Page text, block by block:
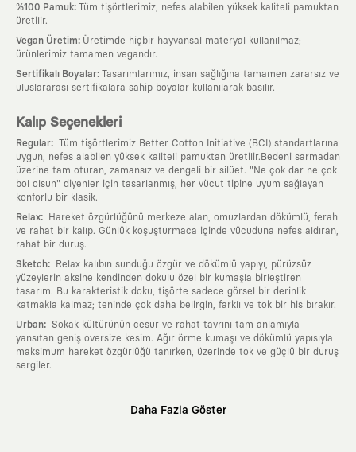
%100 Pamuk: Tüm tişörtlerimiz, nefes alabilen yüksek kaliteli pamuktan
üretilir.
Vegan Üretim: Üretimde hiçbir hayvansal materyal kullanılmaz;
ürünlerimiz tamamen vegandır.
Sertifikalı Boyalar: Tasarımlarımız, insan sağlığına tamamen zararsız ve
uluslararası sertifikalara sahip boyalar kullanılarak basılır.
Kalıp Seçenekleri
Regular: Tüm tişörtlerimiz Better Cotton Initiative (BCI) standartlarına
uygun, nefes alabilen yüksek kaliteli pamuktan üretilir.Bedeni sarmadan
üzerine tam oturan, zamansız ve dengeli bir silüet. "Ne çok dar ne çok
bol olsun" diyenler için tasarlanmış, her vücut tipine uyum sağlayan
konforlu bir klasik.
Relax:
Hareket özgürlüğünü merkeze alan, omuzlardan dökümlü, ferah
ve rahat bir kalıp. Günlük koşuşturmaca içinde vücuduna nefes aldıran,
rahat bir duruş.
Sketch:
Relax kalıbın sunduğu özgür ve dökümlü yapıyı, pürüzsüz
yüzeylerin aksine kendinden dokulu özel bir kumaşla birleştiren
tasarım. Bu karakteristik doku, tişörte sadece görsel bir derinlik
katmakla kalmaz; teninde çok daha belirgin, farklı ve tok bir his bırakır.
Urban: Sokak kültürünün cesur ve rahat tavrını tam anlamıyla
yansıtan geniş oversize kesim. Ağır örme kumaşı ve dökümlü yapısıyla
maksimum hareket özgürlüğü tanırken, üzerinde tok ve güçlü bir duruş
sergiler.
Daha Fazla Göster